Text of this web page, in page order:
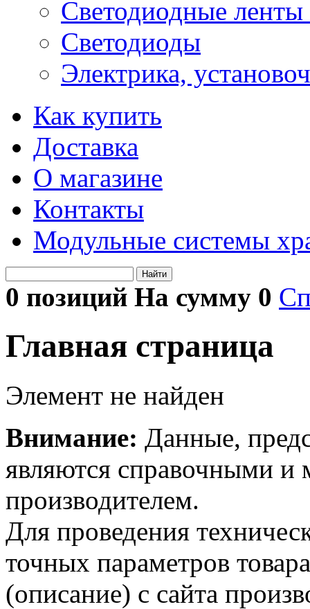
Светодиодные
Светодиоды
Электрика,
Как купить
Доставка
О магазине
Контакты
Модульные системы
Найти
0 позиций На сумму 0
Главная страница
Элемент не найден
Внимание: Данные,
являются справочными и
производителем.
Для проведения
точных параметров
(описание) с сайта